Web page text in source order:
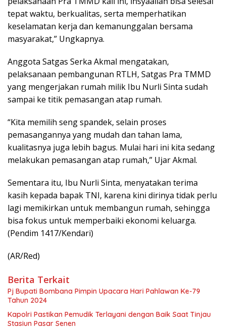
tepat waktu, berkualitas, serta memperhatikan
keselamatan kerja dan kemanunggalan bersama
masyarakat,” Ungkapnya.
Anggota Satgas Serka Akmal mengatakan,
pelaksanaan pembangunan RTLH, Satgas Pra TMMD
yang mengerjakan rumah milik Ibu Nurli Sinta sudah
sampai ke titik pemasangan atap rumah.
“Kita memilih seng spandek, selain proses
pemasangannya yang mudah dan tahan lama,
kualitasnya juga lebih bagus. Mulai hari ini kita sedang
melakukan pemasangan atap rumah,” Ujar Akmal.
Sementara itu, Ibu Nurli Sinta, menyatakan terima
kasih kepada bapak TNI, karena kini dirinya tidak perlu
lagi memikirkan untuk membangun rumah, sehingga
bisa fokus untuk memperbaiki ekonomi keluarga.
(Pendim 1417/Kendari)
(AR/Red)
Berita Terkait
Pj Bupati Bombana Pimpin Upacara Hari Pahlawan Ke-79
Tahun 2024
Kapolri Pastikan Pemudik Terlayani dengan Baik Saat Tinjau
Stasiun Pasar Senen